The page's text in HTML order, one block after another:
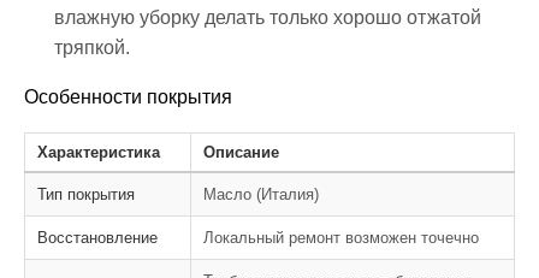
влажную уборку делать только хорошо отжатой
тряпкой.
Особенности покрытия
Характеристика Описание
Тип покрытия Масло (Италия)
Восстановление Локальный ремонт возможен точечно